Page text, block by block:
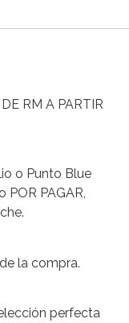
RM A PARTIR
o Punto Blue
PAGAR,
la compra.
perfecta